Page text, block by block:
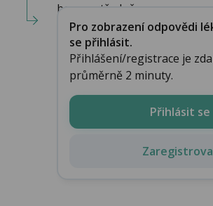
bezprostředně po nar...
Pro zobrazení odpovědi
se přihlásit.
Přihlášení/registrace je
průměrně 2 minuty.
Přihlásit se